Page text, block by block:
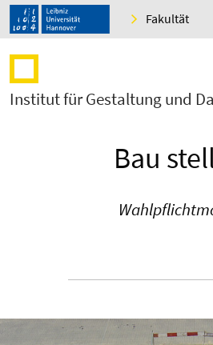
Fakultät
Institut für Gestaltung und
Bau